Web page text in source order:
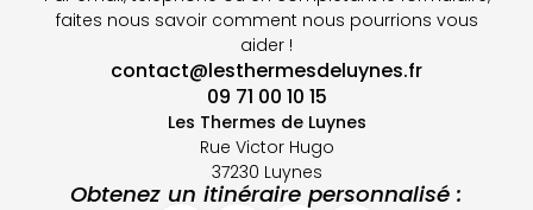
faites nous savoir comment nous pourrions vous
aider !
contact@lesthermesdeluynes.fr
09 71 00 10 15
Les Thermes de Luynes
Rue Victor Hugo
37230 Luynes
Obtenez un itinéraire personnalisé :